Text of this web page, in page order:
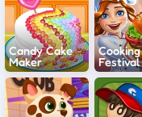
Candy Cake
Maker
Cooking
Festival